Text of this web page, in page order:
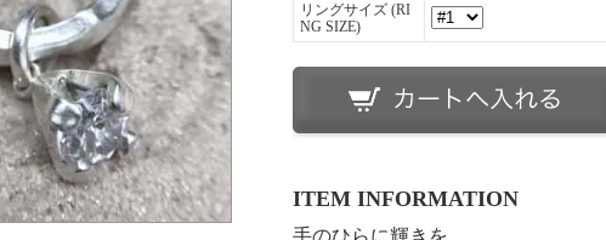
リングサイズ (RI
NG SIZE)
ITEM INFORMATION
手のひらに輝きを